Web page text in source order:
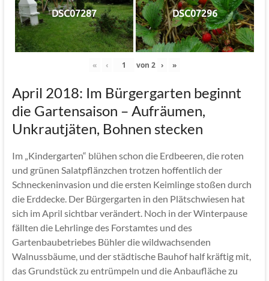
DSC07287 DSC07296
« ‹ von 2 › »
April 2018: Im Bürgergarten beginnt
die Gartensaison – Aufräumen,
Unkrautjäten, Bohnen stecken
Im „Kindergarten“ blühen schon die Erdbeeren, die roten
und grünen Salatpflänzchen trotzen hoffentlich der
Schneckeninvasion und die ersten Keimlinge stoßen durch
die Erddecke. Der Bürgergarten in den Plätschwiesen hat
sich im April sichtbar verändert. Noch in der Winterpause
fällten die Lehrlinge des Forstamtes und des
Gartenbaubetriebes Bühler die wildwachsenden
Walnussbäume, und der städtische Bauhof half kräftig mit,
das Grundstück zu entrümpeln und die Anbaufläche zu